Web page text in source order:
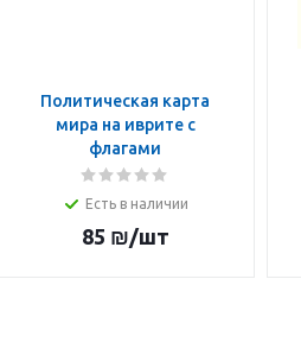
Политическая карта
мира на иврите с
флагами
Есть в наличии
85 ₪/шт